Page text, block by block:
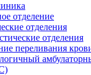
отделение
отделения
отделения
переливания